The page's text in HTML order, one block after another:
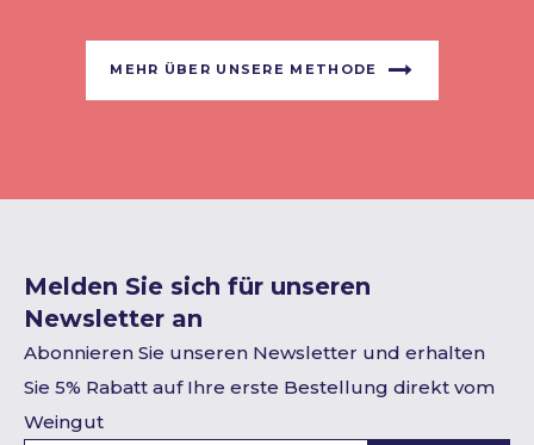
MEHR ÜBER UNSERE METHODE
Melden Sie sich für unseren
Newsletter an
Abonnieren Sie unseren Newsletter und erhalten
Sie 5% Rabatt auf Ihre erste Bestellung direkt vom
Weingut